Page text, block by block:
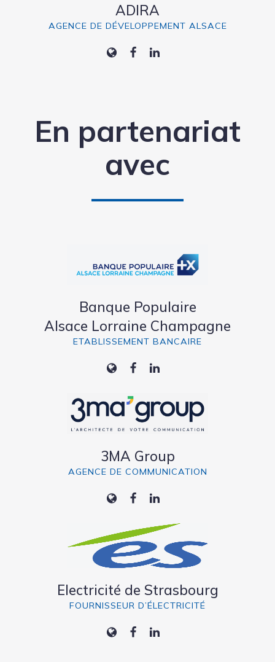
ADIRA
AGENCE DE DÉVELOPPEMENT ALSACE
En partenariat
avec
Banque Populaire
Alsace Lorraine Champagne
ETABLISSEMENT BANCAIRE
3MA Group
AGENCE DE COMMUNICATION
Electricité de Strasbourg
FOURNISSEUR D’ÉLECTRICITÉ